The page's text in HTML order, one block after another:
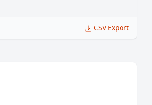
CSV Export